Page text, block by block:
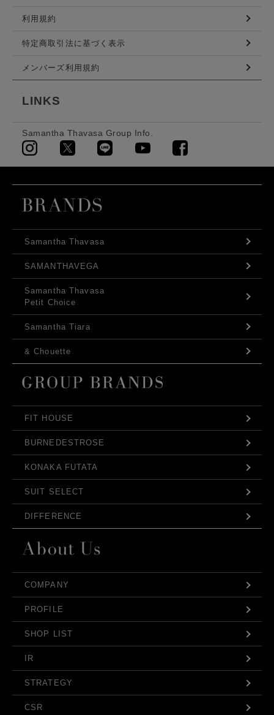
利用規約
特定商取引法に基づく表示
メンバーズ利用規約
LINKS
Samantha Thavasa Group Info.
Samantha Thavasa
SAMANTHAVEGA
Samantha Thavasa
Petit Choice
Samantha Tiara
& Chouette
FIT HOUSE
BURNEDESTROSE
KONAKA FUTATA
SUIT SELECT
DIFFERENCE
COMPANY
PROFILE
SHOP LIST
IR
STRATEGY
CSR